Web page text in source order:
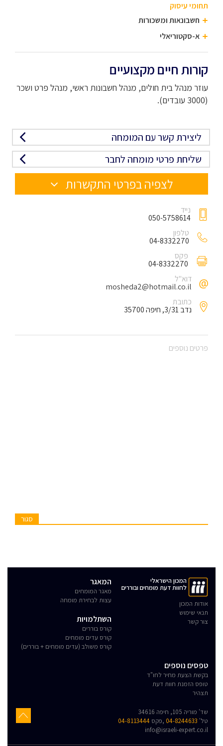
תחומי עיסוק
חשבונאות ומשכורות
א-סקטוריאלי
קורות חיים מקצועיים
עוזר מנהל בית חולים, מנהל חשבונות ראשי, מנהל פרט ושכר
(3000 עובדים).
ליצירת קשר עם המומחה
שליחת פרטי מומחה לחבר
לצפיה בפרטי התקשרות
נייד
050-5758614
טלפון
04-8332270
פקס
04-8332270
דוא"ל
mosheda2@hotmail.co.il
כתובת
נדב 3/31, חיפה 35700
פרטים נוספים
סגור
המכון הישראלי
לחוות דעת מומחים ובוררים
אודות המכון
תנאי שימוש
צור קשר
המאגר
מאגר המומחים
עצות לבחירת מומחה
השתלמויות
קורס בוררים
קורס עדים מומחים
קורס משולב (עדים מומחים + בוררים)
טפסים נוספים
בקשת הצעת מחיר לחו"ד
טופס הזמנת חוות דעת
תצהיר
שד' מוריה 105, חיפה 34616
טל' 04-8244633 ,פקס 04-8113444
info@israeli-expert.co.il